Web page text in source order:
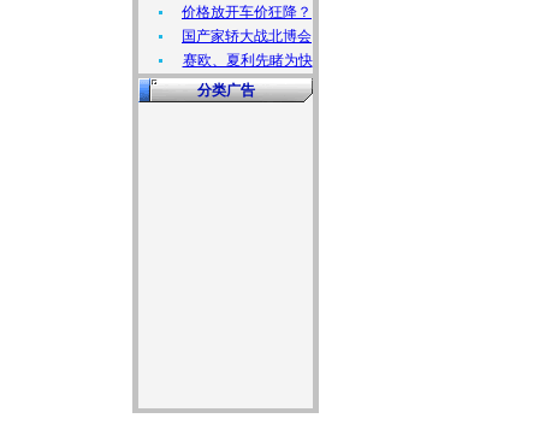
价格放开车价狂降？
国产家轿大战北博会
赛欧、夏利先睹为快
分类广告